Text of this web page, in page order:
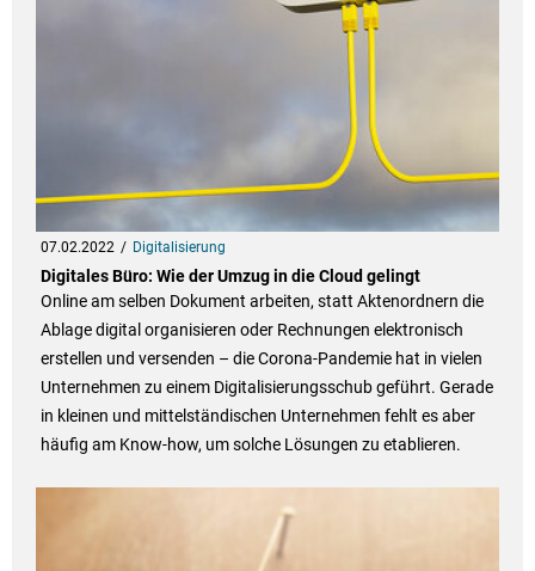
07.02.2022 Digitalisierung
Digitales Büro: Wie der Umzug in die Cloud gelingt
Online am selben Dokument arbeiten, statt Aktenordnern die
Ablage digital organisieren oder Rechnungen elektronisch
erstellen und versenden – die Corona-Pandemie hat in vielen
Unternehmen zu einem Digitalisierungsschub geführt. Gerade
in kleinen und mittelständischen Unternehmen fehlt es aber
häufig am Know-how, um solche Lösungen zu etablieren.